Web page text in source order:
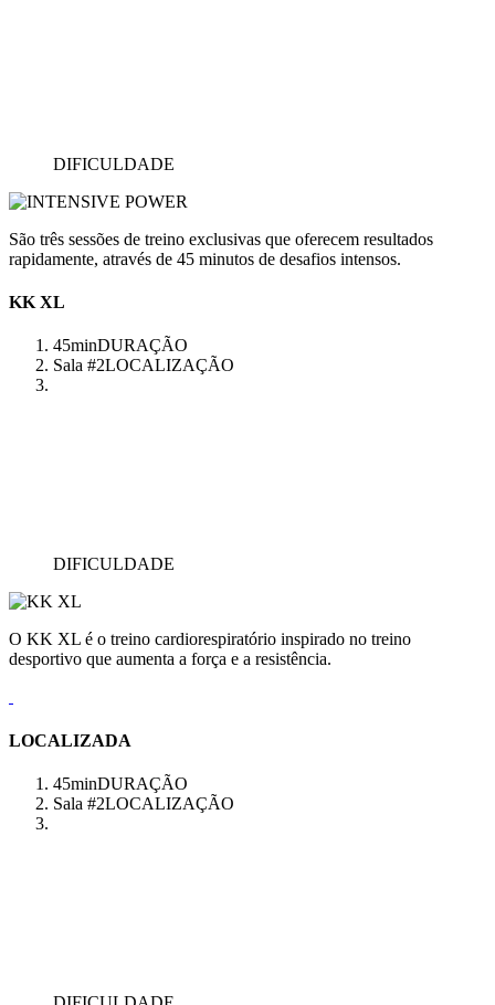
DIFICULDADE
São três sessões de treino exclusivas que oferecem resultados
rapidamente, através de 45 minutos de desafios intensos.
KK XL
45minDURAÇÃO
Sala #2LOCALIZAÇÃO
DIFICULDADE
O KK XL é o treino cardiorespiratório inspirado no treino
desportivo que aumenta a força e a resistência.
LOCALIZADA
45minDURAÇÃO
Sala #2LOCALIZAÇÃO